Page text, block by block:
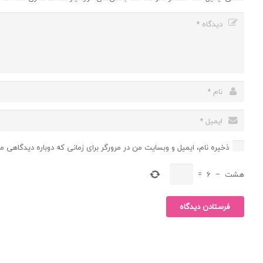
ذخیره نام، ایمیل و وبسایت من در مرورگر برای زمانی که دوباره
هشت −
6
=
فرستادن دیدگاه